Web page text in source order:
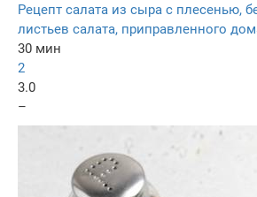
Рецепт салата из сыра с плесенью,
листьев салата, приправленного
30 мин
2
3.0
–